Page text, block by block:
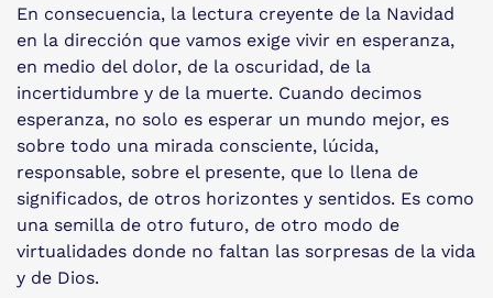
En consecuencia, la lectura creyente de la Navidad
en la dirección que vamos exige vivir en esperanza,
en medio del dolor, de la oscuridad, de la
incertidumbre y de la muerte. Cuando decimos
esperanza, no solo es esperar un mundo mejor, es
sobre todo una mirada consciente, lúcida,
responsable, sobre el presente, que lo llena de
significados, de otros horizontes y sentidos. Es como
una semilla de otro futuro, de otro modo de
virtualidades donde no faltan las sorpresas de la vida
y de Dios.